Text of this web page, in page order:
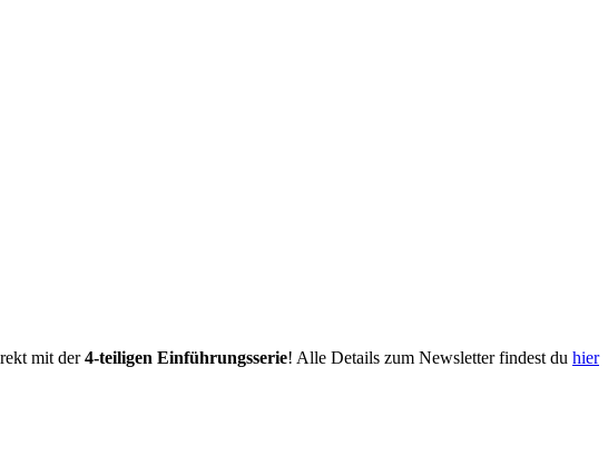
mit der4-teiligen Einführungsserie! Alle Details zum Newsletter findest du hier